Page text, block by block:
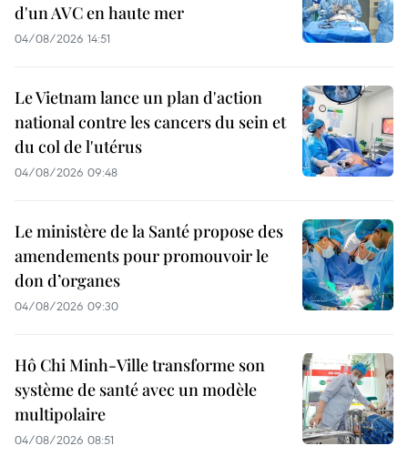
d'un AVC en haute mer
04/08/2026 14:51
Le Vietnam lance un plan d'action
national contre les cancers du sein et
du col de l'utérus
04/08/2026 09:48
Le ministère de la Santé propose des
amendements pour promouvoir le
don d’organes
04/08/2026 09:30
Hô Chi Minh-Ville transforme son
système de santé avec un modèle
multipolaire
04/08/2026 08:51